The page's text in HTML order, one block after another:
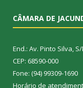
CÂMARA DE
End.: Av. Pinto Silva,
CEP: 68590-000
Fone: (94) 99309-1690
Horário de